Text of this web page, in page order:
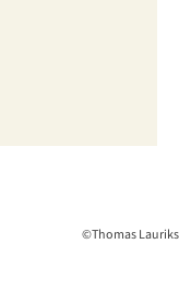
©Thomas Lauriks